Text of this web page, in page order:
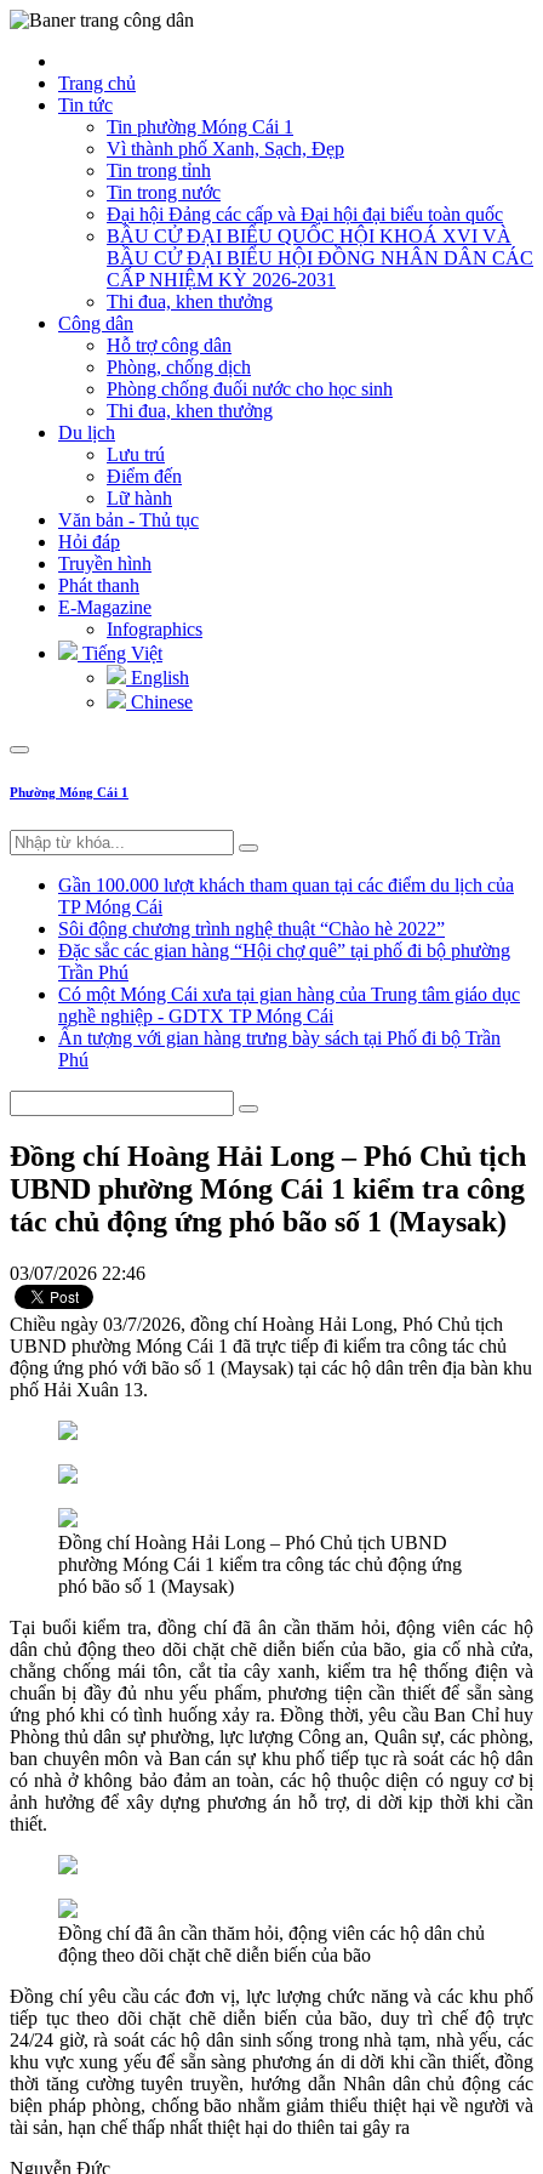
Trang chủ
Tin tức
Tin phường Móng Cái 1
Vì thành phố Xanh, Sạch, Đẹp
Tin trong tỉnh
Tin trong nước
Đại hội Đảng các cấp và Đại hội đại biểu toàn quốc
BẦU CỬ ĐẠI BIỂU QUỐC HỘI KHOÁ XVI VÀ
BẦU CỬ ĐẠI BIỂU HỘI ĐỒNG NHÂN DÂN CÁC
CẤP NHIỆM KỲ 2026-2031
Thi đua, khen thưởng
Công dân
Hỗ trợ công dân
Phòng, chống dịch
Phòng chống đuối nước cho học sinh
Thi đua, khen thưởng
Du lịch
Lưu trú
Điểm đến
Lữ hành
Văn bản - Thủ tục
Hỏi đáp
Truyền hình
Phát thanh
E-Magazine
Infographics
Tiếng Việt
English
Chinese
Phường Móng Cái 1
Gần 100.000 lượt khách tham quan tại các điểm du lịch của
TP Móng Cái
Sôi động chương trình nghệ thuật “Chào hè 2022”
Đặc sắc các gian hàng “Hội chợ quê” tại phố đi bộ phường
Trần Phú
Có một Móng Cái xưa tại gian hàng của Trung tâm giáo dục
nghề nghiệp - GDTX TP Móng Cái
Ấn tượng với gian hàng trưng bày sách tại Phố đi bộ Trần
Phú
Đồng chí Hoàng Hải Long – Phó Chủ tịch
UBND phường Móng Cái 1 kiểm tra công
tác chủ động ứng phó bão số 1 (Maysak)
03/07/2026 22:46
Chiều ngày 03/7/2026, đồng chí Hoàng Hải Long, Phó Chủ tịch
UBND phường Móng Cái 1 đã trực tiếp đi kiểm tra công tác chủ
động ứng phó với bão số 1 (Maysak) tại các hộ dân trên địa bàn khu
phố Hải Xuân 13.
Đồng chí Hoàng Hải Long – Phó Chủ tịch UBND
phường Móng Cái 1 kiểm tra công tác chủ động ứng
phó bão số 1 (Maysak)
Tại buổi kiểm tra, đồng chí đã ân cần thăm hỏi, động viên các hộ
dân chủ động theo dõi chặt chẽ diễn biến của bão, gia cố nhà cửa,
chằng chống mái tôn, cắt tỉa cây xanh, kiểm tra hệ thống điện và
chuẩn bị đầy đủ nhu yếu phẩm, phương tiện cần thiết để sẵn sàng
ứng phó khi có tình huống xảy ra. Đồng thời, yêu cầu Ban Chỉ huy
Phòng thủ dân sự phường, lực lượng Công an, Quân sự, các phòng,
ban chuyên môn và Ban cán sự khu phố tiếp tục rà soát các hộ dân
có nhà ở không bảo đảm an toàn, các hộ thuộc diện có nguy cơ bị
ảnh hưởng để xây dựng phương án hỗ trợ, di dời kịp thời khi cần
thiết.
Đồng chí đã ân cần thăm hỏi, động viên các hộ dân chủ
động theo dõi chặt chẽ diễn biến của bão
Đồng chí yêu cầu các đơn vị, lực lượng chức năng và các khu phố
tiếp tục theo dõi chặt chẽ diễn biến của bão, duy trì chế độ trực
24/24 giờ, rà soát các hộ dân sinh sống trong nhà tạm, nhà yếu, các
khu vực xung yếu để sẵn sàng phương án di dời khi cần thiết, đồng
thời tăng cường tuyên truyền, hướng dẫn Nhân dân chủ động các
biện pháp phòng, chống bão nhằm giảm thiểu thiệt hại về người và
tài sản, hạn chế thấp nhất thiệt hại do thiên tai gây ra
Nguyễn Đức